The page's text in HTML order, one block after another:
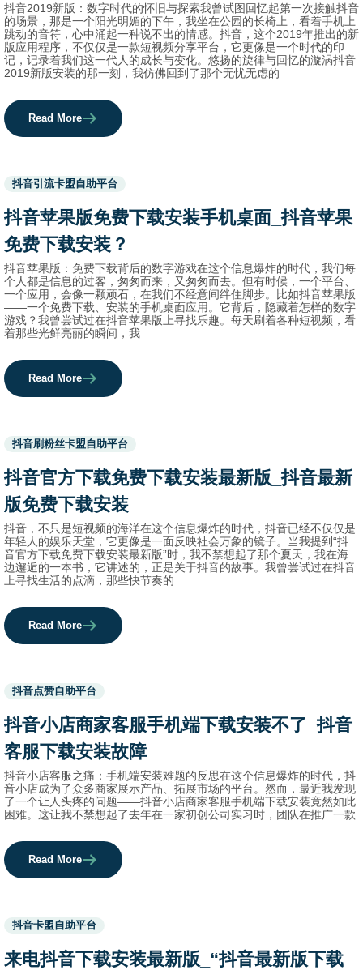
抖音2019新版：数字时代的怀旧与探索我曾试图回忆起第一次接触抖音
的场景，那是一个阳光明媚的下午，我坐在公园的长椅上，看着手机上
跳动的音符，心中涌起一种说不出的情感。抖音，这个2019年推出的新
版应用程序，不仅仅是一款短视频分享平台，它更像是一个时代的印
记，记录着我们这一代人的成长与变化。悠扬的旋律与回忆的漩涡抖音
2019新版安装的那一刻，我仿佛回到了那个无忧无虑的
Read More
Used
before
category
names.
抖音引流卡盟自助平台
抖音苹果版免费下载安装手机桌面_抖音苹果
免费下载安装？
抖音苹果版：免费下载背后的数字游戏在这个信息爆炸的时代，我们每
个人都是信息的过客，匆匆而来，又匆匆而去。但有时候，一个平台、
一个应用，会像一颗顽石，在我们不经意间绊住脚步。比如抖音苹果版
——一个免费下载、安装的手机桌面应用。它背后，隐藏着怎样的数字
游戏？我曾尝试过在抖音苹果版上寻找乐趣。每天刷着各种短视频，看
着那些光鲜亮丽的瞬间，我
Read More
Used
before
category
names.
抖音刷粉丝卡盟自助平台
抖音官方下载免费下载安装最新版_抖音最新
版免费下载安装
抖音，不只是短视频的海洋在这个信息爆炸的时代，抖音已经不仅仅是
年轻人的娱乐天堂，它更像是一面反映社会万象的镜子。当我提到“抖
音官方下载免费下载安装最新版”时，我不禁想起了那个夏天，我在海
边邂逅的一本书，它讲述的，正是关于抖音的故事。我曾尝试过在抖音
上寻找生活的点滴，那些快节奏的
Read More
Used
before
category
names.
抖音点赞自助平台
抖音小店商家客服手机端下载安装不了_抖音
客服下载安装故障
抖音小店客服之痛：手机端安装难题的反思在这个信息爆炸的时代，抖
音小店成为了众多商家展示产品、拓展市场的平台。然而，最近我发现
了一个让人头疼的问题——抖音小店商家客服手机端下载安装竟然如此
困难。这让我不禁想起了去年在一家初创公司实习时，团队在推广一款
Read More
Used
before
names.
抖音卡盟自助平台
来电抖音下载安装最新版_“抖音最新版下载